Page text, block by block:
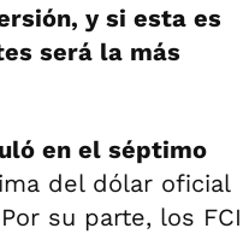
y si esta es
será la más
en el séptimo
del dólar oficial
Por su parte, los FCI